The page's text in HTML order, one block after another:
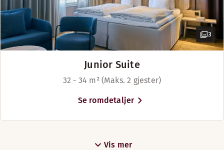
3
Junior Suite
32 - 34 m² (Maks. 2 gjester)
Se romdetaljer
Vis mer